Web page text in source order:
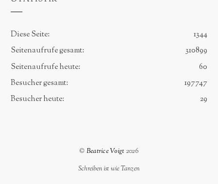
1344
Diese Seite:
310899
Seitenaufrufe gesamt:
60
Seitenaufrufe heute:
197747
Besucher gesamt:
29
Besucher heute:
© Beatrice Voigt 2026
Schreiben ist wie Tanzen